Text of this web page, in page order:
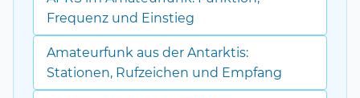
Frequenz und Einstieg
Amateurfunk aus der Antarktis:
Stationen, Rufzeichen und Empfang